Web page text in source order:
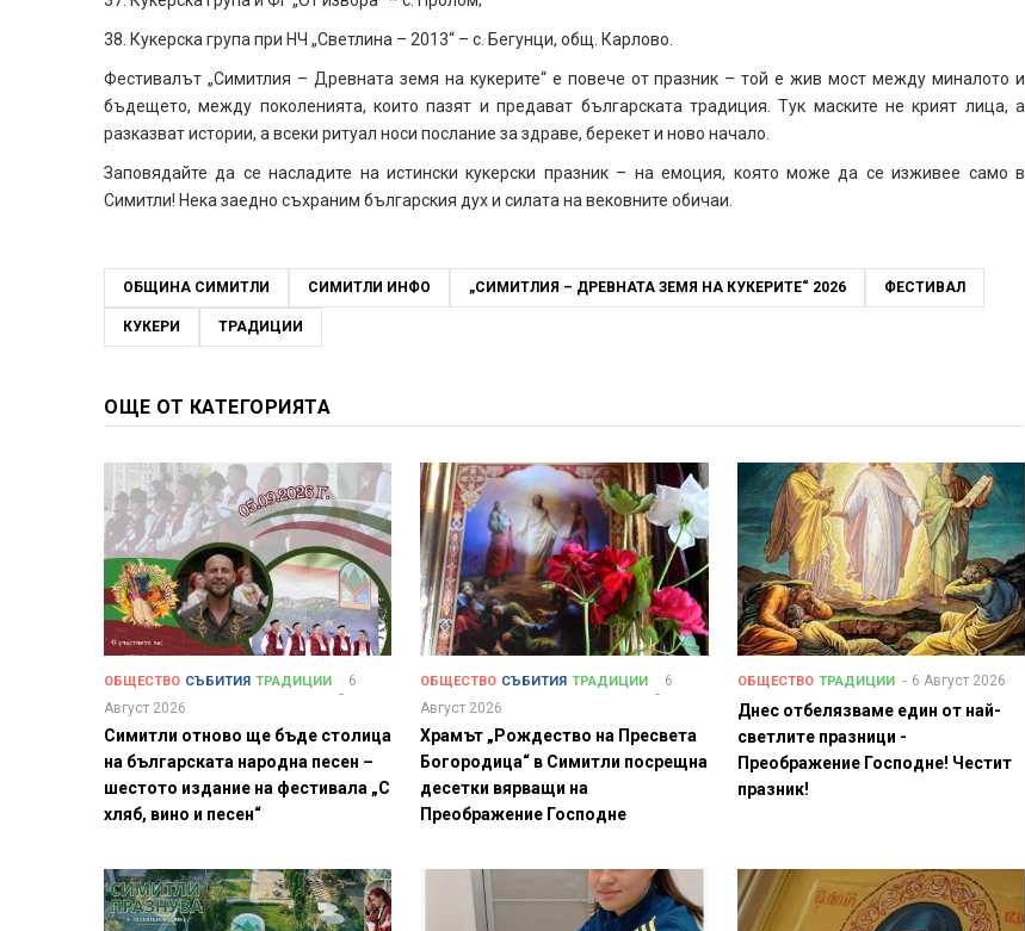
38. Кукерска група при НЧ „Светлина – 2013“ – с. Бегунци, общ. Карлово.
Фестивалът „Симитлия – Древната земя на кукерите“ е повече от празник – той е жив мост между миналото и
бъдещето, между поколенията, които пазят и предават българската традиция. Тук маските не крият лица, а
разказват истории, а всеки ритуал носи послание за здраве, берекет и ново начало.
Заповядайте да се насладите на истински кукерски празник – на емоция, която може да се изживее само в
Симитли! Нека заедно съхраним българския дух и силата на вековните обичаи.
ОБЩИНА СИМИТЛИ СИМИТЛИ ИНФО „СИМИТЛИЯ – ДРЕВНАТА ЗЕМЯ НА КУКЕРИТЕ“ 2026 ФЕСТИВАЛ
КУКЕРИ ТРАДИЦИИ
ОЩЕ ОТ КАТЕГОРИЯТА
ОБЩЕСТВО СЪБИТИЯ ТРАДИЦИИ
6
Август 2026
Симитли отново ще бъде столица
на българската народна песен –
шестото издание на фестивала „С
хляб, вино и песен“
ОБЩЕСТВО СЪБИТИЯ ТРАДИЦИИ
6
Август 2026
Храмът „Рождество на Пресвета
Богородица“ в Симитли посрещна
десетки вярващи на
Преображение Господне
ОБЩЕСТВО ТРАДИЦИИ 6 Август 2026
Днес отбелязваме един от най-
светлите празници -
Преображение Господне! Честит
празник!